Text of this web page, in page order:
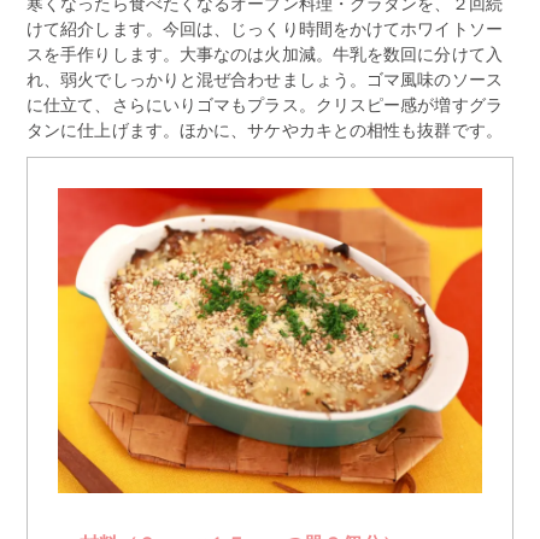
けて紹介します。今回は、じっくり時間をかけてホワイトソー
スを手作りします。大事なのは火加減。牛乳を数回に分けて入
れ、弱火でしっかりと混ぜ合わせましょう。ゴマ風味のソース
に仕立て、さらにいりゴマもプラス。クリスピー感が増すグラ
タンに仕上げます。ほかに、サケやカキとの相性も抜群です。